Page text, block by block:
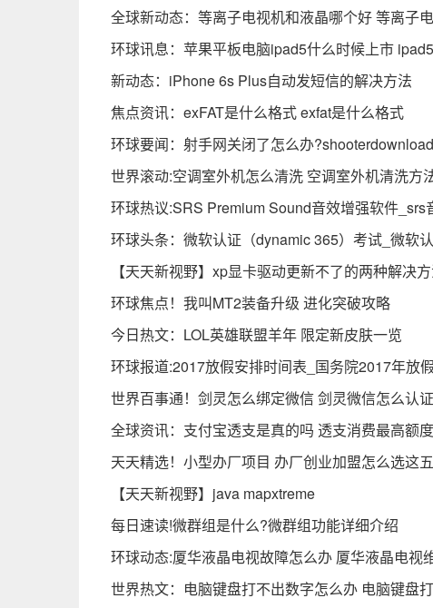
全球新动态：等离子电视机和液晶哪个好 等离子
环球讯息：苹果平板电脑ipad5什么时候上市
新动态：iPhone 6s Plus自动发短信的解决方法
焦点资讯：exFAT是什么格式 exfat是什么格式
环球要闻：射手网关闭了怎么办
世界滚动:空调室外机怎么清洗 空调室外机清洗方
环球热议:SRS Premium Sound音效增强软件_srs
环球头条：微软认证（dynamic 365）考试_微软
【天天新视野】xp显卡驱动更新不了的两种解决
环球焦点！我叫MT2装备升级 进化突破攻略
今日热文：LOL英雄联盟羊年 限定新皮肤一览
环球报道:2017放假安排时间表_国务院2017年放
世界百事通！剑灵怎么绑定微信 剑灵微信怎么认证
全球资讯：支付宝透支是真的吗 透支消费最高额
天天精选！小型办厂项目 办厂创业加盟怎么选这
【天天新视野】java mapxtreme
每日速读!微群组是什么?微群组功能详细介绍
环球动态:厦华液晶电视故障怎么办 厦华液晶电视
世界热文：电脑键盘打不出数字怎么办 电脑键盘